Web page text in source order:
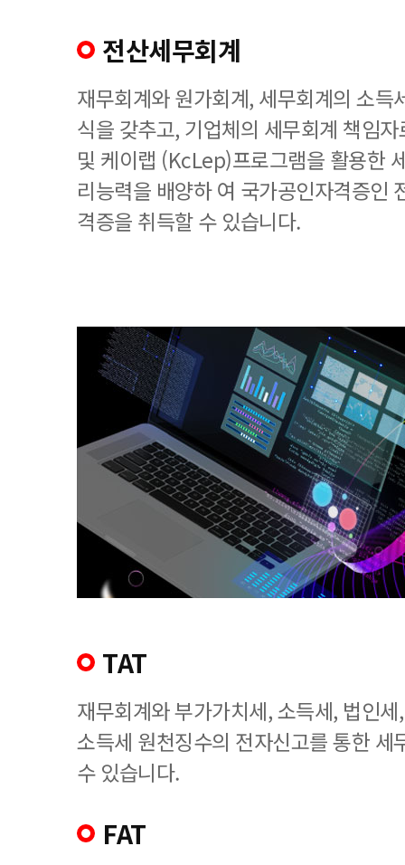
전산세무회계
재무회계와 원가회계, 세무회계의 소득
식을 갖추고, 기업체의 세무회계 책임
및 케이랩 (KcLep)프로그램을 활용한
리능력을 배양하 여 국가공인자격증인
격증을 취득할 수 있습니다.
TAT
재무회계와 부가가치세, 소득세, 법인
소득세 원천징수의 전자신고를 통한 세
수 있습니다.
FAT